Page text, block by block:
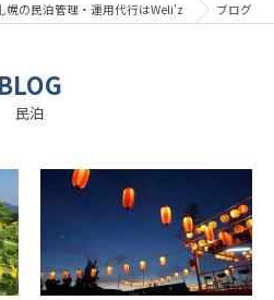
幌の民泊管理・運用代行はWeli'z ブログ
BLOG
民泊